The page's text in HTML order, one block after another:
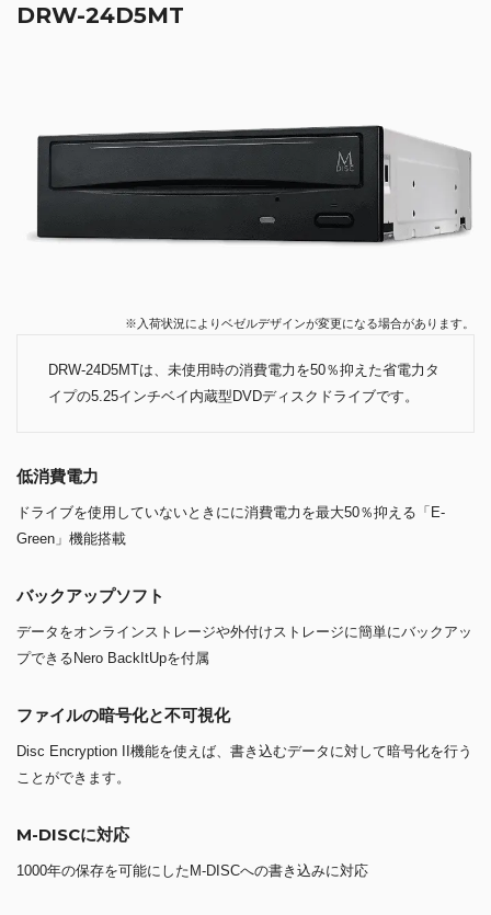
DRW-24D5MT
※入荷状況によりベゼルデザインが変更になる場合があります。
DRW-24D5MTは、未使用時の消費電力を50％抑えた省電力タ
イプの5.25インチベイ内蔵型DVDディスクドライブです。
低消費電力
ドライブを使用していないときにに消費電力を最大50％抑える「E-
Green」機能搭載
バックアップソフト
データをオンラインストレージや外付けストレージに簡単にバックアッ
プできるNero BackItUpを付属
ファイルの暗号化と不可視化
Disc Encryption II機能を使えば、書き込むデータに対して暗号化を行う
ことができます。
M-DISCに対応
1000年の保存を可能にしたM-DISCへの書き込みに対応